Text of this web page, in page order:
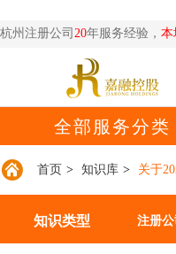
杭州注册公司 20年服务经验， 本
全部服务分类
首页 > 知识库 > 关于
知识类型 注册公